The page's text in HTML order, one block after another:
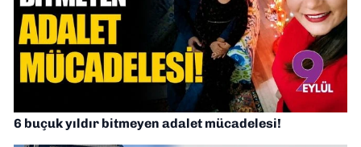
6 buçuk yıldır bitmeyen adalet mücadelesi!